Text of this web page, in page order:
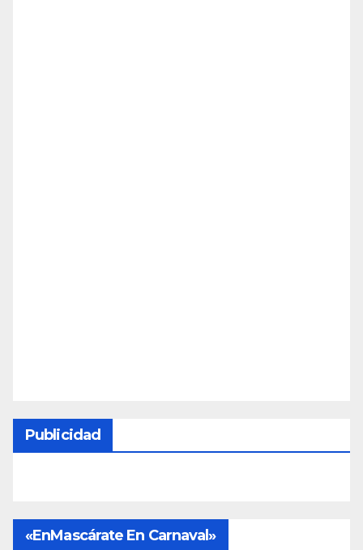
Publicidad
«EnMascárate En Carnaval»